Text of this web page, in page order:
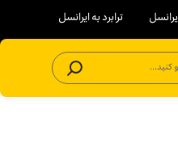
ترابرد به ایرانسل
کنید...